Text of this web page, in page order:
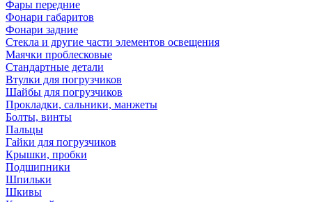
Фары передние
Фонари габаритов
Фонари задние
Стекла и другие части элементов освещения
Маячки проблесковые
Стандартные детали
Втулки для погрузчиков
Шайбы для погрузчиков
Прокладки, сальники, манжеты
Болты, винты
Пальцы
Гайки для погрузчиков
Крышки, пробки
Подшипники
Шпильки
Шкивы